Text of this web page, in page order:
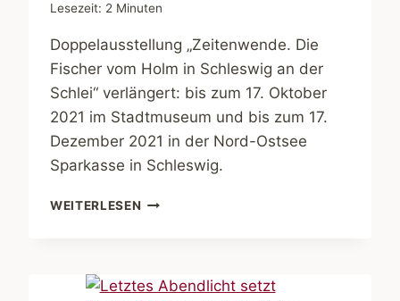
Lesezeit: 2 Minuten
Doppelausstellung „Zeitenwende. Die
Fischer vom Holm in Schleswig an der
Schlei“ verlängert: bis zum 17. Oktober
2021 im Stadtmuseum und bis zum 17.
Dezember 2021 in der Nord-Ostsee
Sparkasse in Schleswig.
WEITERLESEN DOPPELAUSSTELLUNG